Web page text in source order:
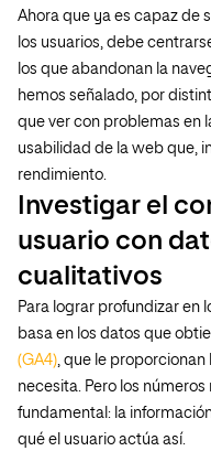
Ahora que ya es capaz de
los usuarios, debe
los que abandonan la
hemos señalado, por
que ver con problemas en
usabilidad de la web que,
rendimiento.
Investigar el
usuario con
cualitativos
Para lograr profundizar en
basa en los datos que
(GA4), que le
necesita. Pero los
fundamental: la
qué el usuario actúa así.